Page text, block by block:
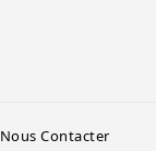
Nous Contacter